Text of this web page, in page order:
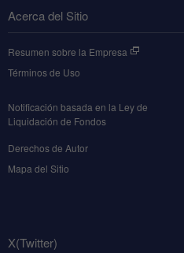
Acerca del Sitio
Resumen sobre la Empresa
Términos de Uso
Notificación basada en la Ley de
Liquidación de Fondos
Derechos de Autor
Mapa del Sitio
X(Twitter)